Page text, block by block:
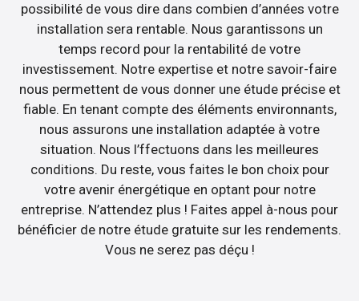
possibilité de vous dire dans combien d’années votre
installation sera rentable. Nous garantissons un
temps record pour la rentabilité de votre
investissement. Notre expertise et notre savoir-faire
nous permettent de vous donner une étude précise et
fiable. En tenant compte des éléments environnants,
nous assurons une installation adaptée à votre
situation. Nous l’ffectuons dans les meilleures
conditions. Du reste, vous faites le bon choix pour
votre avenir énergétique en optant pour notre
entreprise. N’attendez plus ! Faites appel à-nous pour
bénéficier de notre étude gratuite sur les rendements.
Vous ne serez pas déçu !